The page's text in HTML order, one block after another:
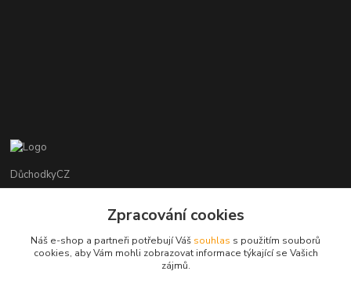
DůchodkyCZ
+420 412384749
objednavky@duchodky.cz
Zpracování cookies
Náš e-shop a partneři potřebují Váš souhlas s použitím souborů
cookies, aby Vám mohli zobrazovat informace týkající se Vašich
zájmů.